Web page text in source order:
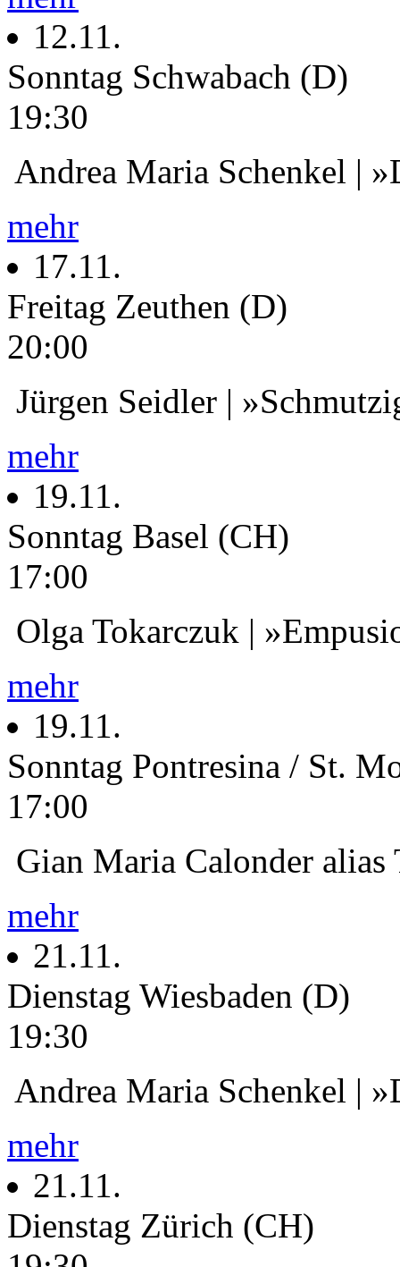
12.11.
Sonntag Schwabach (D)
19:30
Andrea Maria Schenkel |
mehr
17.11.
Freitag Zeuthen (D)
20:00
Jürgen Seidler |
mehr
19.11.
Sonntag Basel (CH)
17:00
Olga Tokarczuk |
mehr
19.11.
Sonntag Pontresina / St.
17:00
Gian Maria Calonder
mehr
21.11.
Dienstag Wiesbaden (D)
19:30
Andrea Maria Schenkel |
mehr
21.11.
Dienstag Zürich (CH)